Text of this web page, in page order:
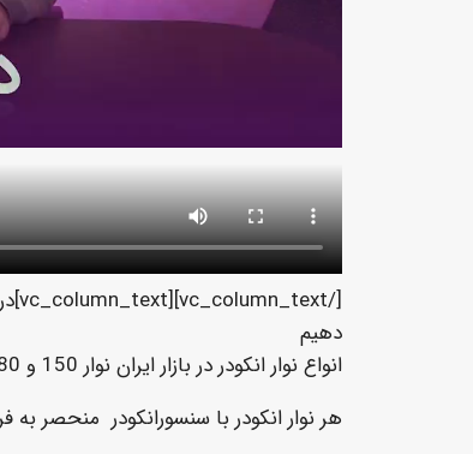
[/vc_column_text][vc_column_text]در این ویدئو قصد داریم در مورد نوار انکودر
دهیم
انواع نوار انکودر در بازار ایران نوار 150 و 180 و 360 هستند.
هر نوار انکودر با سنسورانکودر منحصر به